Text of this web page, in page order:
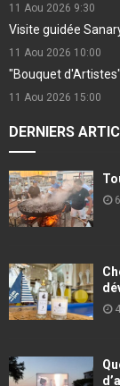
11 Aou 2026 9:30
Visite guidée
11 Aou 2026 10:00
"Bouquet
11 Aou 2026 15:00
DERNIERS